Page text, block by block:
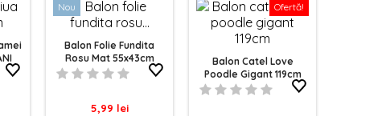
Nou
Balon Folie Fundita
Rosu Mat 55x43cm
Pret
5,99 lei
Ofertă!
Balon Catel Love
Poodle Gigant 119cm